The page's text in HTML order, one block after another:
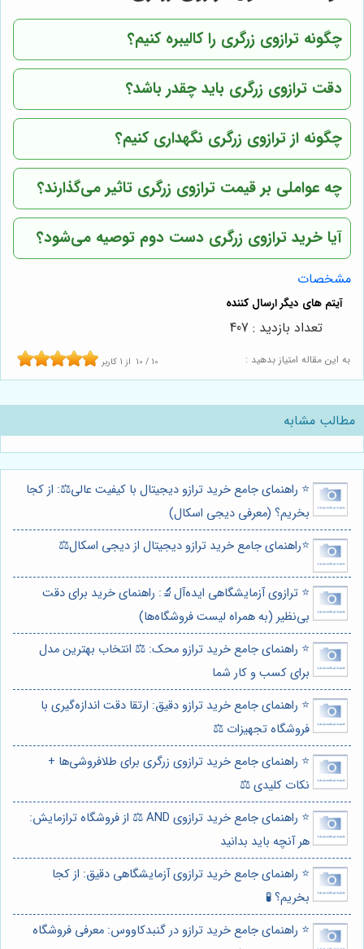
چگونه ترازوی زرگری را کالیبره کنیم؟
دقت ترازوی زرگری باید چقدر باشد؟
چگونه از ترازوی زرگری نگهداری کنیم؟
چه عواملی بر قیمت ترازوی زرگری تاثیر می‌گذارند؟
آیا خرید ترازوی زرگری دست دوم توصیه می‌شود؟
مشخصات
به این مقاله امتیاز بدهید : 10 / 10 از 1 کاربر
تعداد بازدید : 407
مطالب مشابه
⭐️ راهنمای جامع خرید ترازو دیجیتال با کیفیت عالی⚖️: از کجا
بخریم؟ (معرفی دیجی اسکال)
⭐️راهنمای جامع خرید ترازو دیجیتال از دیجی اسکال⚖️
⭐️ ترازوی آزمایشگاهی ایده‌آل🔬: راهنمای خرید برای دقت
بی‌نظیر (به همراه لیست فروشگاه‌ها)
⭐️ راهنمای جامع خرید ترازو محک: ⚖️ انتخاب بهترین مدل
برای کسب و کار شما
⭐️ راهنمای جامع خرید ترازو دقیق: ارتقا دقت اندازه‌گیری با
فروشگاه تجهیزات ⚖️
⭐️ راهنمای جامع خرید ترازوی زرگری برای طلافروشی‌ها +
نکات کلیدی ⚖️
⭐️ راهنمای جامع خرید ترازوی AND ⚖️ از فروشگاه ترازمایش:
هر آنچه باید بدانید
⭐️ راهنمای جامع خرید ترازوی آزمایشگاهی دقیق: از کجا
بخریم؟ 🧪
⭐️ راهنمای جامع خرید ترازو در گنبدکاووس: معرفی فروشگاه